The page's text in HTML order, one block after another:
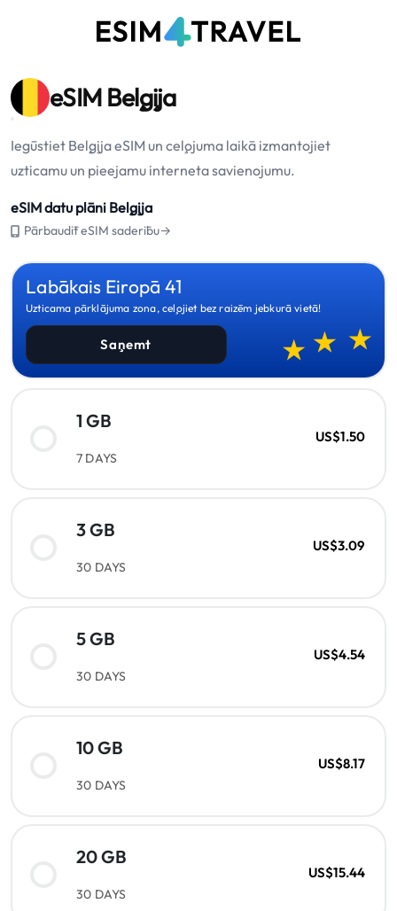
eSIM Beļģija
Iegūstiet Beļģija eSIM un ceļojuma laikā izmantojiet
uzticamu un pieejamu interneta savienojumu.
eSIM datu plāni Beļģija
Pārbaudīt eSIM saderību→
Labākais Eiropā 41
Uzticama pārklājuma zona, ceļojiet bez raizēm jebkurā vietā!
Saņemt
1 GB
7 DAYS
US$1.50
3 GB
30 DAYS
US$3.09
5 GB
30 DAYS
US$4.54
10 GB
30 DAYS
US$8.17
20 GB
30 DAYS
US$15.44